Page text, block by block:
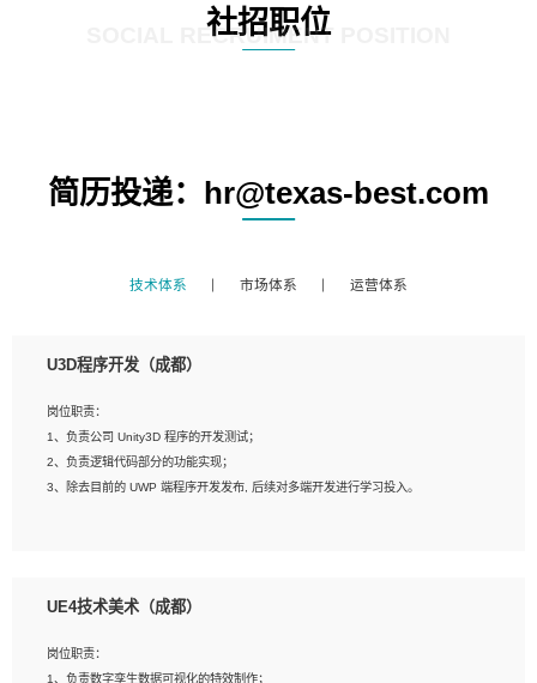
社招职位
SOCIAL RECRUIMENT POSITION
简历投递：hr@texas-best.com
技术体系 市场体系 运营体系
U3D程序开发（成都）
岗位职责：
1、负责公司 Unity3D 程序的开发测试；
2、负责逻辑代码部分的功能实现；
3、除去目前的 UWP 端程序开发发布, 后续对多端开发进行学习投入。
2、熟练掌握 Unity3D 程序开发，精通 C# 语言开发；
4、有良好的沟通能力和团队合作意识；
UE4技术美术（成都）
岗位职责：
1、负责数字孪生数据可视化的特效制作；